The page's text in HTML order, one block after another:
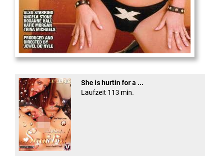
XXX Platinum Blondes #3
She is hurtin for a ...
Laufzeit 113 min.